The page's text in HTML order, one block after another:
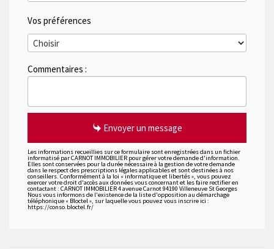
Vos préférences
Commentaires :
Envoyer un message
Les informations recueillies sur ce formulaire sont enregistrées dans un fichier
informatisé par CARNOT IMMOBILIER pour gérer votre demande d'information.
Elles sont conservées pour la durée nécessaire à la gestion de votre demande
dans le respect des prescriptions légales applicables et sont destinées à nos
conseillers. Conformément à la loi « informatique et libertés », vous pouvez
exercer votre droit d'accès aux données vous concernant et les faire rectifier en
contactant : CARNOT IMMOBILIER 4 avenue Carnot 94190 Villeneuve St Georges
Nous vous informons de l'existence de la liste d'opposition au démarchage
téléphonique « Bloctel », sur laquelle vous pouvez vous inscrire ici :
https://conso.bloctel.fr/